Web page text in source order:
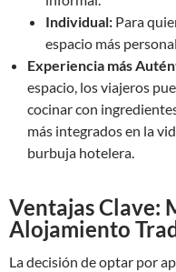
Individual: Para
espacio más
Experiencia más
espacio, los viajeros
cocinar con
más integrados en la
burbuja hotelera.
Ventajas Clave:
Alojamiento
La decisión de optar por